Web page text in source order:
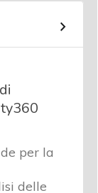
per la
delle